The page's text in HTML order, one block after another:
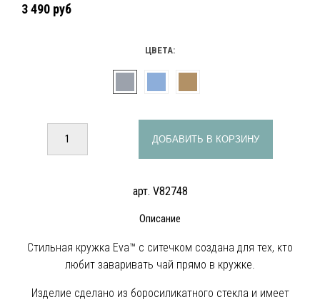
3 490 руб
ЦВЕТА:
ДОБАВИТЬ В КОРЗИНУ
арт. V82748
Описание
Стильная кружка Eva™ с ситечком создана для тех, кто
любит заваривать чай прямо в кружке.
Изделие сделано из боросиликатного стекла и имеет